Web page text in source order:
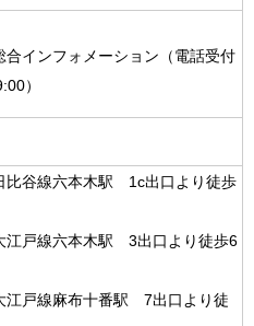
合インフォメーション（電話受付
）
比谷線六本木駅 1c出口より徒歩
江戸線六本木駅 3出口より徒歩6
江戸線麻布十番駅 7出口より徒